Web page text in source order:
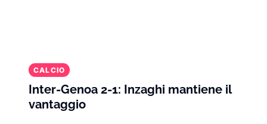
CALCIO
Inter-Genoa 2-1: Inzaghi mantiene il
vantaggio